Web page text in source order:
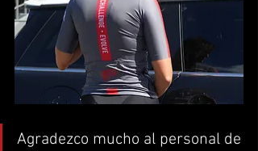
Agradezco mucho al personal de